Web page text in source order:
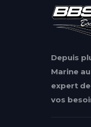
Depuis
Marine
expert
vos